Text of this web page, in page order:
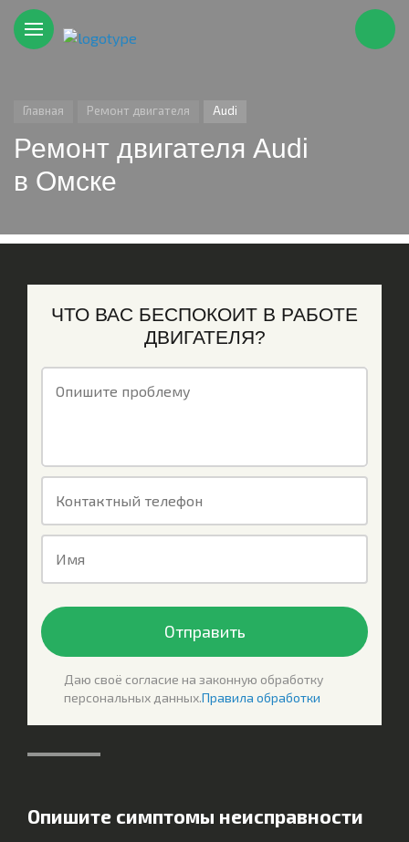
Главная Ремонт двигателя Audi
Ремонт двигателя Audi
в Омске
ЧТО ВАС БЕСПОКОИТ В РАБОТЕ
ДВИГАТЕЛЯ?
Опишите проблему
Контактный телефон
Имя
Отправить
Даю своё согласие на законную обработку
персональных данных.Правила обработки
Опишите симптомы неисправности